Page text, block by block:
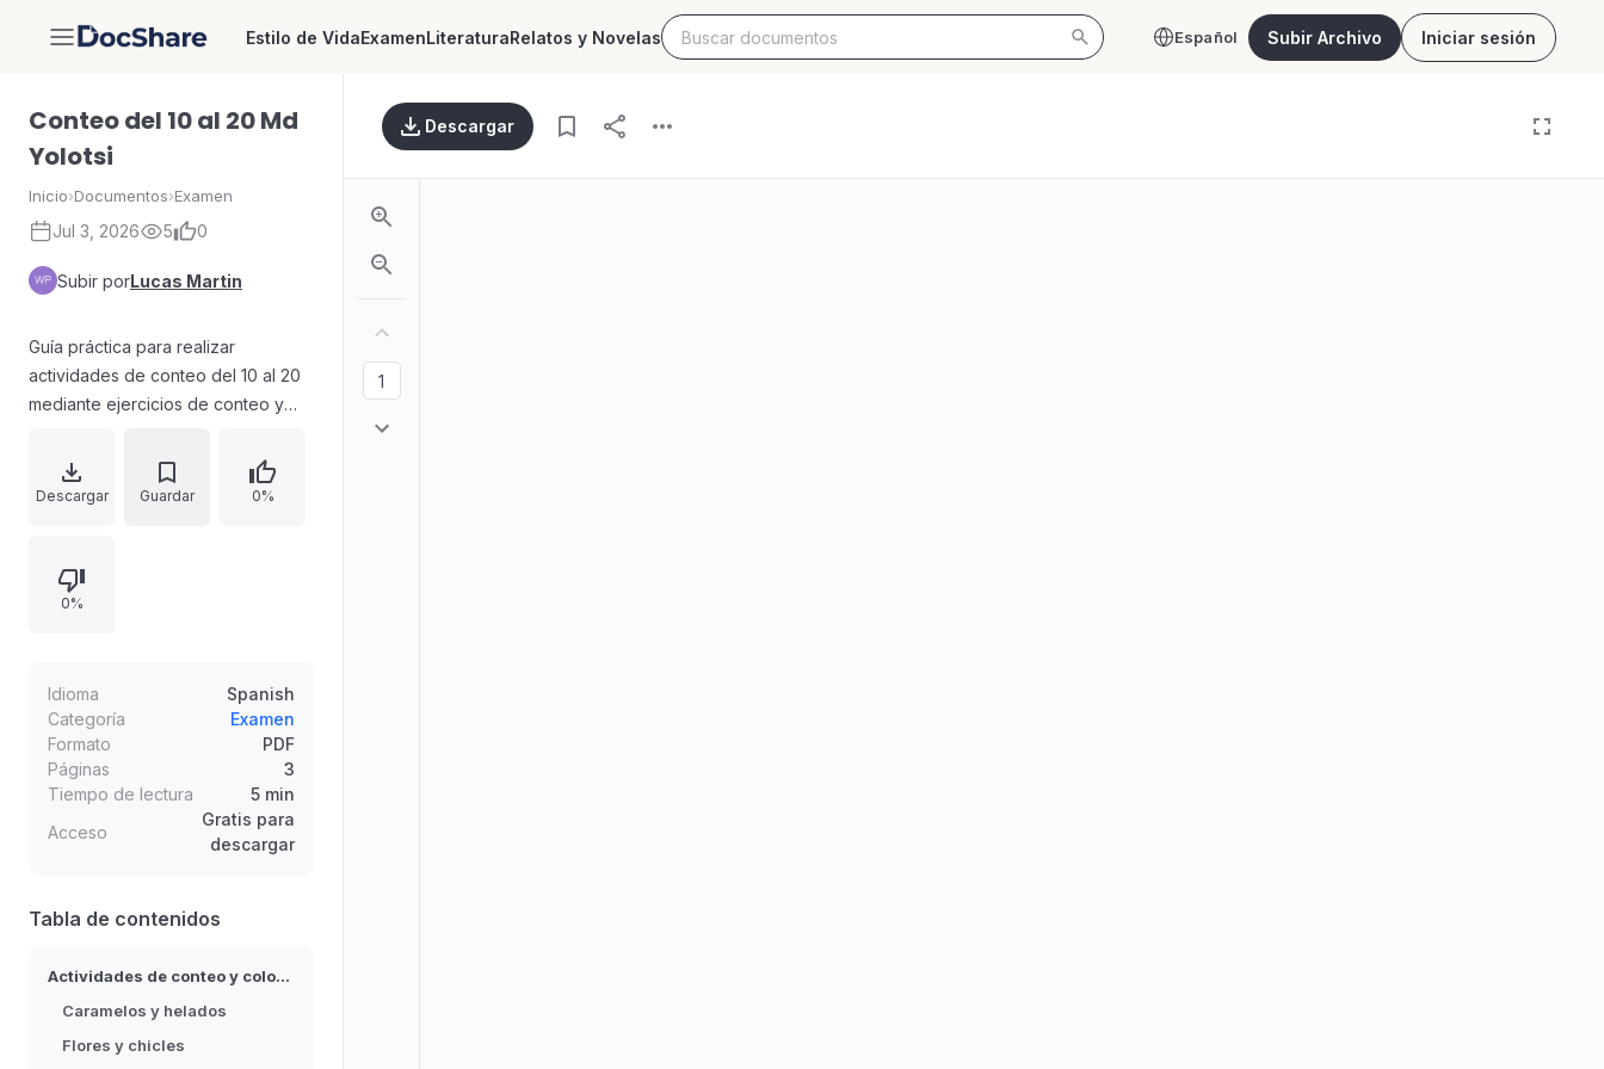
DocShare Estilo de VidaExamenLiteraturaRelatos y Novelas Español Subir Archivo Iniciar sesión
Conteo del 10 al 20 Md
Yolotsi
Inicio›Documentos›Examen
Jul 3, 2026 5 0
Subir porLucas Martin
Guía práctica para realizar
actividades de conteo del 10 al 20
mediante ejercicios de conteo y
contar con cuidado distintos
elementos dulces y escribir el
materiales abarcan caramelos,
helados, flores, chicles, dulces,
el reconocimiento de cantidades, la
correspondencia número-cantidad
y la atención durante el ejercicio.
Descargar Guardar 0%
0%
Idioma
Spanish
Categoría
Examen
Formato
PDF
Páginas
3
Tiempo de lectura
5 min
Acceso
Gratis para
descargar
Tabla de contenidos
Actividades de conteo y coloreado
Caramelos y helados
Flores y chicles
Descargar